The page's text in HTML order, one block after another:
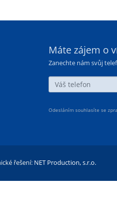
Máte zájem o
Zanechte nám svůj
Odesláním souhlasíte se
řešení: NET Production, s.r.o.